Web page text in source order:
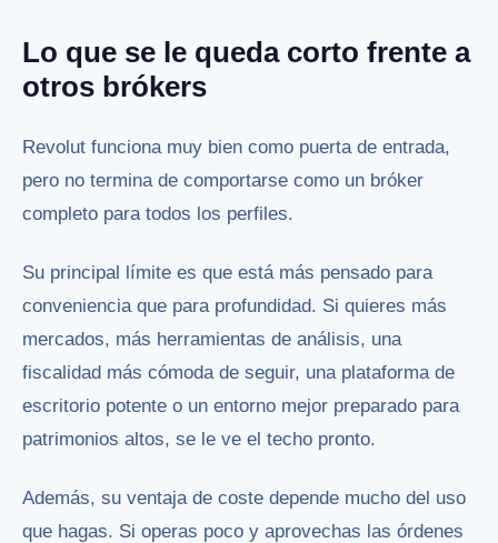
Lo que se le queda corto frente a
otros brókers
Revolut funciona muy bien como puerta de entrada,
pero no termina de comportarse como un bróker
completo para todos los perfiles.
Su principal límite es que está más pensado para
conveniencia que para profundidad. Si quieres más
mercados, más herramientas de análisis, una
fiscalidad más cómoda de seguir, una plataforma de
escritorio potente o un entorno mejor preparado para
patrimonios altos, se le ve el techo pronto.
Además, su ventaja de coste depende mucho del uso
que hagas. Si operas poco y aprovechas las órdenes